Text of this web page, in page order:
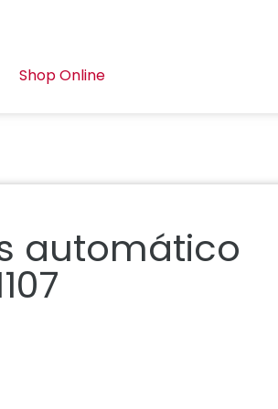
Shop Online
automático